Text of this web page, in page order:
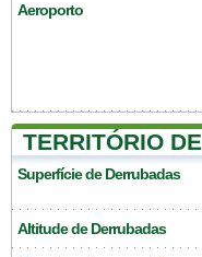
Aeroporto
TERRITÓRIO
Superfície de Derrubadas
Altitude de Derrubadas